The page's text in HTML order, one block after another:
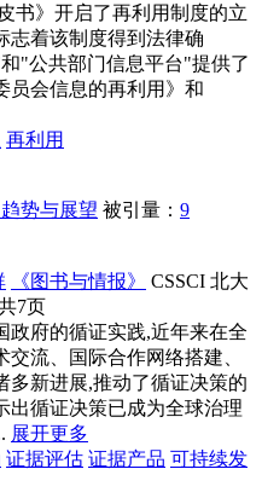
书》开启了再利用制度的立
志着该制度得到法律确
"公共部门信息平台"提供了
员会信息的再利用》和
再利用
势与展望 被引量： 9
《图书与情报》 CSSCI 北大
7页
政府的循证实践,近年来在全
流、国际合作网络搭建、
多新进展,推动了循证决策的
出循证决策已成为全球治理
展开更多
证据评估 证据产品 可持续发